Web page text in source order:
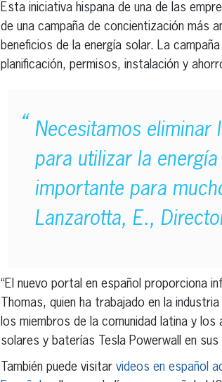
Esta iniciativa hispana de una de las
de una campaña de concientización más
beneficios de la energía solar. La
planificación, permisos, instalación y
Necesitamos eliminar
para utilizar la
importante para
Lanzarotta, E.,
“El nuevo portal en español proporciona
Thomas, quien ha trabajado en la
los miembros de la comunidad latina y
solares y baterías Tesla Powerwall en
También puede visitar videos en español